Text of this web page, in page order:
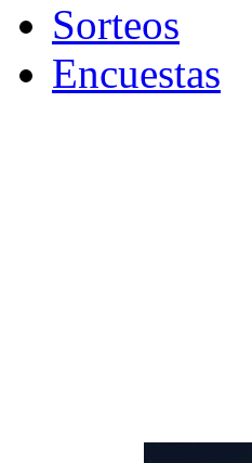
Sorteos
Encuestas